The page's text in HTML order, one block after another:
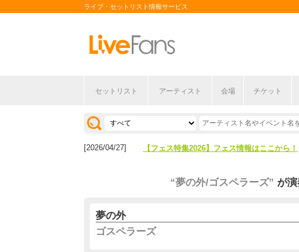
ライブ・セットリスト情報サービス
セットリスト アーティスト 会場 チケット
[2026/07/28] 【ライブ動員ランキング】2026年上半期編
[2026/04/27] 【フェス特集2026】フェス情報はここから！
“夢の外/ゴスペラーズ” が
夢の外
ゴスペラーズ